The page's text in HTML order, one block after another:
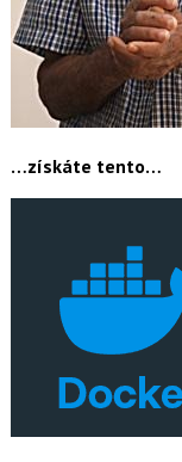
…získáte tento…